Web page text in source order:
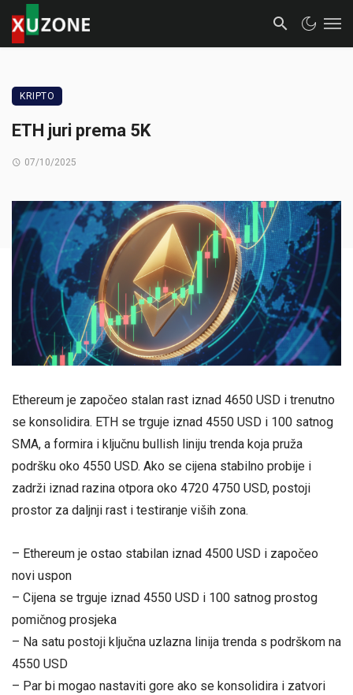
KRIPTO
ETH juri prema 5K
07/10/2025
Ethereum je započeo stalan rast iznad 4650 USD i trenutno
se konsolidira. ETH se trguje iznad 4550 USD i 100 satnog
SMA, a formira i ključnu bullish liniju trenda koja pruža
podršku oko 4550 USD. Ako se cijena stabilno probije i
zadrži iznad razina otpora oko 4720 4750 USD, postoji
prostor za daljnji rast i testiranje viših zona.
– Ethereum je ostao stabilan iznad 4500 USD i započeo
novi uspon
– Cijena se trguje iznad 4550 USD i 100 satnog prostog
pomičnog prosjeka
– Na satu postoji ključna uzlazna linija trenda s podrškom na
4550 USD
– Par bi mogao nastaviti gore ako se konsolidira i zatvori